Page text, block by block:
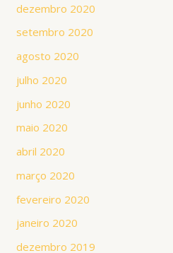
dezembro 2020
setembro 2020
agosto 2020
julho 2020
junho 2020
maio 2020
abril 2020
março 2020
fevereiro 2020
janeiro 2020
dezembro 2019